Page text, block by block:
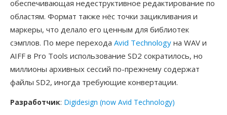
обеспечивающая недеструктивное редактирование по
областям. Формат также нёс точки зацикливания и
маркеры, что делало его ценным для библиотек
сэмплов. По мере перехода Avid Technology на WAV и
AIFF в Pro Tools использование SD2 сократилось, но
миллионы архивных сессий по-прежнему содержат
файлы SD2, иногда требующие конвертации.
Разработчик: Digidesign (now Avid Technology)